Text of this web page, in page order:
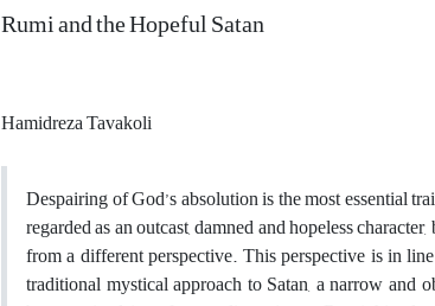
Rumi and the Hopeful Satan
Hamidreza Tavakoli
Despairing of God’s absolution is the most essential
regarded as an outcast, damned and hopeless
from a different perspective. This perspective is in
traditional mystical approach to Satan, a narrow and